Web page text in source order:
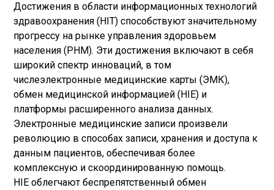
Достижения в области информационных технологий
здравоохранения (HIT) способствуют значительному
прогрессу на рынке управления здоровьем
населения (PHM). Эти достижения включают в себя
широкий спектр инноваций, в том
числеэлектронные медицинские карты (ЭМК),
обмен медицинской информацией (HIE) и
платформы расширенного анализа данных.
Электронные медицинские записи произвели
революцию в способах записи, хранения и доступа к
данным пациентов, обеспечивая более
комплексную и скоординированную помощь.
HIE облегчают беспрепятственный обмен